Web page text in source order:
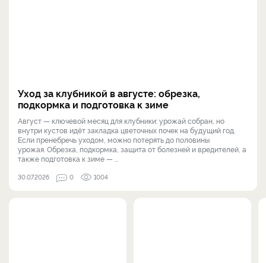
Уход за клубникой в августе: обрезка,
подкормка и подготовка к зиме
Август — ключевой месяц для клубники: урожай собран, но
внутри кустов идёт закладка цветочных почек на будущий год.
Если пренебречь уходом, можно потерять до половины
урожая. Обрезка, подкормка, защита от болезней и вредителей, а
также подготовка к зиме — ...
30.07.2026 0 1004